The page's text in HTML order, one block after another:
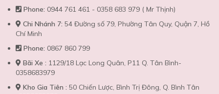
Phone: 0944 761 461 - 0358 683 979 ( Mr Thịnh)
Chi Nhánh 7: 54 Đường số 79, Phường Tân Quy, Quận 7, Hồ
Chí Minh
Phone: 0867 860 799
Bãi Xe : 1129/18 Lạc Long Quân, P11 Q. Tân Bình-
0358683979
Kho Gia Tiên : 50 Chiến Lược, Bình Trị Đông, Q. Bình Tân